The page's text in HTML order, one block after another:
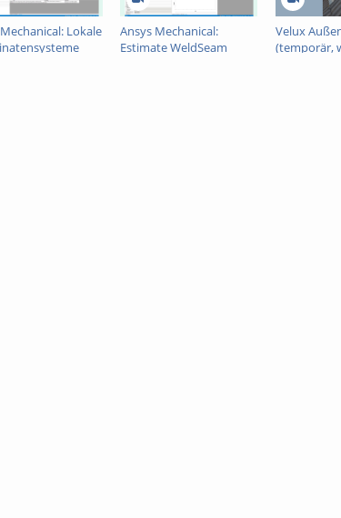
Lokale
Ansys Mechanical:
Estimate WeldSeam
Velux
(temporär,